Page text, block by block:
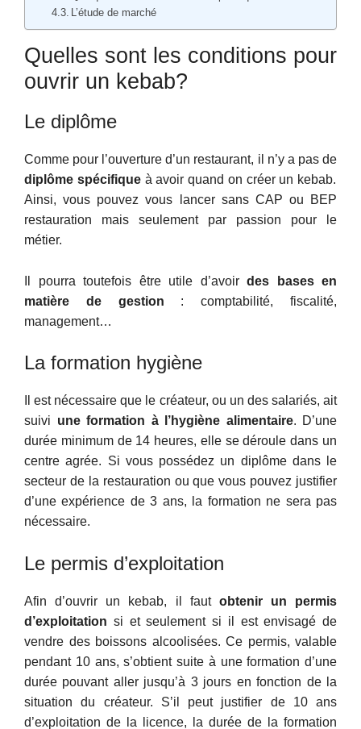
L’étude de marché
Quelles sont les conditions pour
ouvrir un kebab?
Le diplôme
Comme pour l’ouverture d’un restaurant, il n’y a pas de
diplôme spécifiqueà avoir quand on créer un kebab.
Ainsi, vous pouvez vous lancer sans CAP ou BEP
restauration mais seulement par passion pour le
métier.
Il pourra toutefois être utile d’avoir des bases en
matière de gestion : comptabilité, fiscalité,
management…
La formation hygiène
Il est nécessaire que le créateur, ou un des salariés, ait
suivi une formation à l’hygiène alimentaire. D’une
durée minimum de 14 heures, elle se déroule dans un
centre agrée. Si vous possédez un diplôme dans le
secteur de la restauration ou que vous pouvez justifier
d’une expérience de 3 ans, la formation ne sera pas
nécessaire.
Le permis d’exploitation
Afin d’ouvrir un kebab, il faut obtenir un permis
d’exploitation si et seulement si il est envisagé de
vendre des boissons alcoolisées. Ce permis, valable
pendant 10 ans, s’obtient suite à une formation d’une
durée pouvant aller jusqu’à 3 jours en fonction de la
situation du créateur. S’il peut justifier de 10 ans
d’exploitation de la licence, la durée de la formation